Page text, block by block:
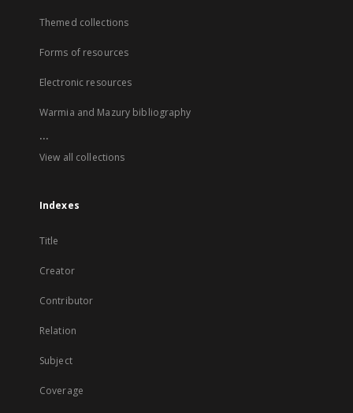
Themed collections
Forms of resources
Electronic resources
Warmia and Mazury bibliography
...
View all collections
Indexes
Title
Creator
Contributor
Relation
Subject
Coverage